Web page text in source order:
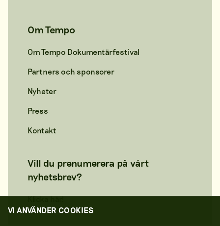
Om Tempo
Om Tempo Dokumentärfestival
Partners och sponsorer
Nyheter
Press
Kontakt
Vill du prenumerera på vårt
nyhetsbrev?
Klicka här!
VI ANVÄNDER COOKIES